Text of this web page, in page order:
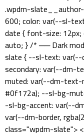
.wpdm-
600; color: var(--sl-
date { font-size:
auto; } /* ── Dark
slate { --sl-text:
secondary: var(--dm-
muted: var(--dm-
#0f172a); --sl-bg-
-sl-bg-accent: var(--
var(--dm-border,
class="wpdm-slate">